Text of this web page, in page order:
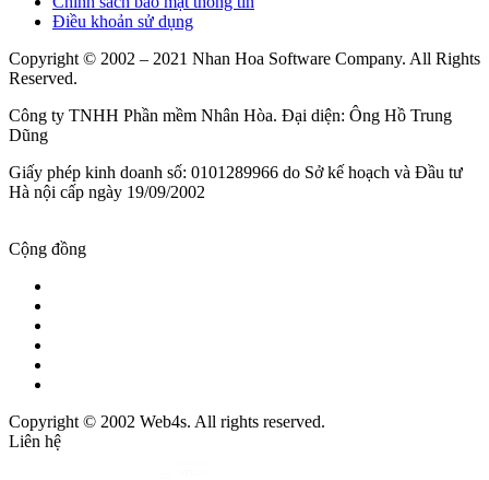
Điều khoản sử dụng
Copyright © 2002 – 2021 Nhan Hoa Software Company. All Rights
Reserved.
Công ty TNHH Phần mềm Nhân Hòa. Đại diện: Ông Hồ Trung
Dũng
Giấy phép kinh doanh số: 0101289966 do Sở kế hoạch và Đầu tư
Hà nội cấp ngày 19/09/2002
Cộng đồng
Copyright © 2002 Web4s. All rights reserved.
Liên hệ